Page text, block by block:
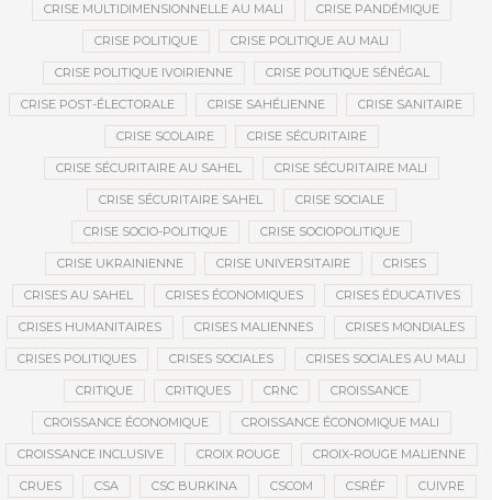
CRISE MULTIDIMENSIONNELLE AU MALI CRISE PANDÉMIQUE
CRISE POLITIQUE CRISE POLITIQUE AU MALI
CRISE POLITIQUE IVOIRIENNE CRISE POLITIQUE SÉNÉGAL
CRISE POST-ÉLECTORALE CRISE SAHÉLIENNE CRISE SANITAIRE
CRISE SCOLAIRE CRISE SÉCURITAIRE
CRISE SÉCURITAIRE AU SAHEL CRISE SÉCURITAIRE MALI
CRISE SÉCURITAIRE SAHEL CRISE SOCIALE
CRISE SOCIO-POLITIQUE CRISE SOCIOPOLITIQUE
CRISE UKRAINIENNE CRISE UNIVERSITAIRE CRISES
CRISES AU SAHEL CRISES ÉCONOMIQUES CRISES ÉDUCATIVES
CRISES HUMANITAIRES CRISES MALIENNES CRISES MONDIALES
CRISES POLITIQUES CRISES SOCIALES CRISES SOCIALES AU MALI
CRITIQUE CRITIQUES CRNC CROISSANCE
CROISSANCE ÉCONOMIQUE CROISSANCE ÉCONOMIQUE MALI
CROISSANCE INCLUSIVE CROIX ROUGE CROIX-ROUGE MALIENNE
CRUES CSA CSC BURKINA CSCOM CSRÉF CUIVRE